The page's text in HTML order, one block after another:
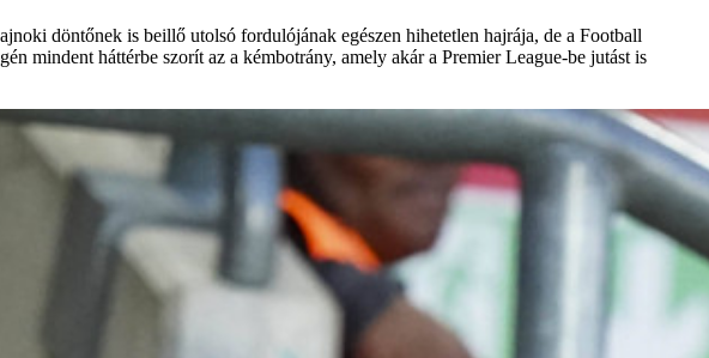
döntőnek is beillő utolsó fordulójának egészen hihetetlen hajrája, de a Football
mindent háttérbe szorít az a kémbotrány, amely akár a Premier League-be jutást is